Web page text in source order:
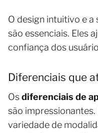
O design intuitivo e a
são essenciais. Eles
confiança dos
Diferenciais que
Osdiferenciais de
são
variedade de